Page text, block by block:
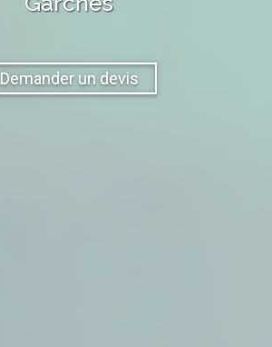
Demander un devis